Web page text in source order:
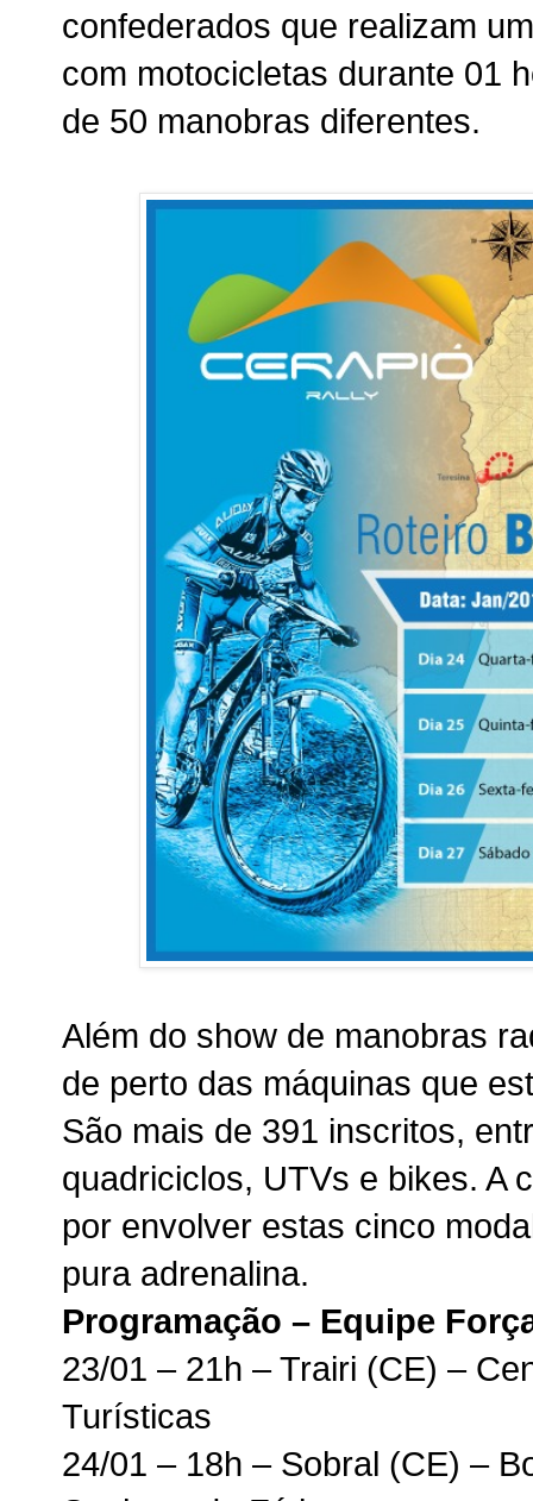
confederados que realizam
com motocicletas durante 01
de 50 manobras diferentes.
Além do show de manobras
de perto das máquinas que
São mais de 391 inscritos,
quadriciclos, UTVs e bikes. A
por envolver estas cinco
pura adrenalina.
Programação – Equipe
23/01 – 21h – Trairi (CE) –
Turísticas
24/01 – 18h – Sobral (CE) –